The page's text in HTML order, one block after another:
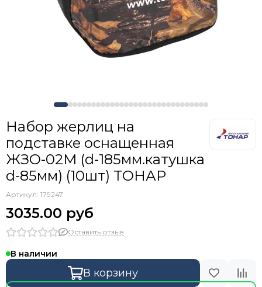
Набор жерлиц на
подставке оснащенная
ЖЗО-02М (d-185мм.катушка
d-85мм) (10шт) ТОНАР
Артикул: 179247
3035.00 руб
Оставить отзыв
В наличии
В корзину